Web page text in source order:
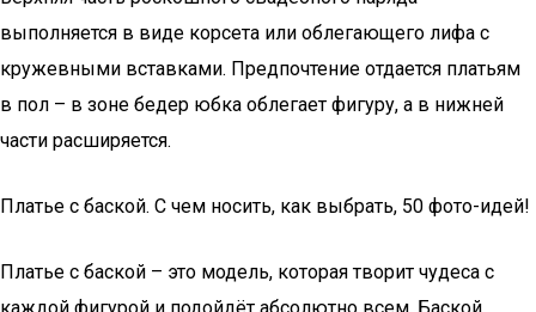
выполняется в виде корсета или облегающего лифа с
кружевными вставками. Предпочтение отдается платьям
в пол – в зоне бедер юбка облегает фигуру, а в нижней
части расширяется.
Платье с баской. С чем носить, как выбрать, 50 фото-идей!
Платье с баской – это модель, которая творит чудеса с